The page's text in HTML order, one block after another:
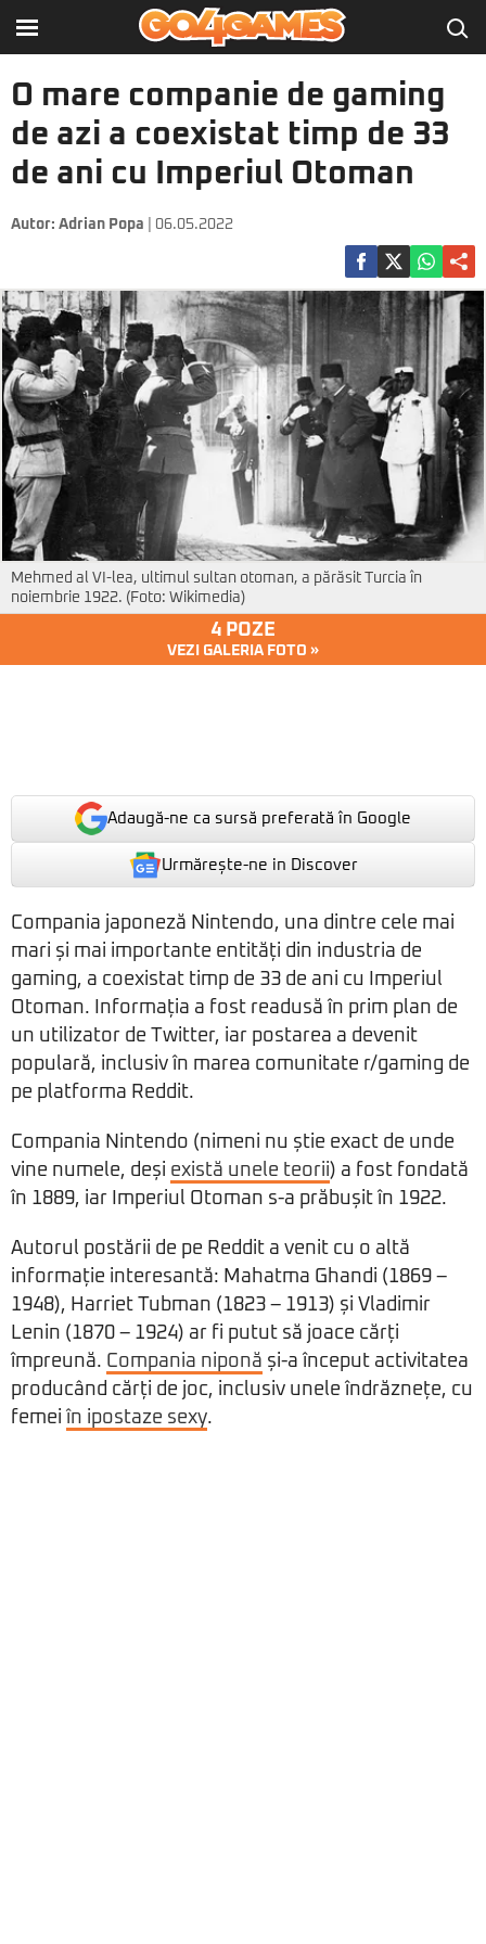
O mare companie de gaming
de azi a coexistat timp de 33
de ani cu Imperiul Otoman
Autor: Adrian Popa | 06.05.2022
Mehmed al VI-lea, ultimul sultan otoman, a părăsit Turcia în
noiembrie 1922. (Foto: Wikimedia)
4 POZE
VEZI GALERIA FOTO »
Adaugă-ne ca sursă preferată în Google
Urmărește-ne in Discover
Compania japoneză Nintendo, una dintre cele mai
mari și mai importante entități din industria de
gaming, a coexistat timp de 33 de ani cu Imperiul
Otoman. Informația a fost readusă în prim plan de
un utilizator de Twitter, iar postarea a devenit
populară, inclusiv în marea comunitate r/gaming de
pe platforma Reddit.
Compania Nintendo (nimeni nu știe exact de unde
vine numele, deși există unele teorii) a fost fondată
în 1889, iar Imperiul Otoman s-a prăbușit în 1922.
Autorul postării de pe Reddit a venit cu o altă
informație interesantă: Mahatma Ghandi (1869 –
1948), Harriet Tubman (1823 – 1913) și Vladimir
Lenin (1870 – 1924) ar fi putut să joace cărți
împreună. Compania niponă și-a început activitatea
producând cărți de joc, inclusiv unele îndrăznețe, cu
femei în ipostaze sexy.